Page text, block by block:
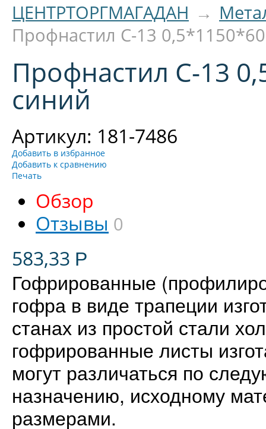
ЦЕНТРТОРГМАГАДАН →
Профнастил С-13
Профнастил С-13
синий
Артикул: 181-7486
Добавить в избранное
Добавить к сравнению
Печать
Обзор
Отзывы 0
583,33 Р
Гофрированные
гофра в виде трапеции
станах из простой стали
гофрированные листы
могут различаться по
назначению, исходному
размерами.